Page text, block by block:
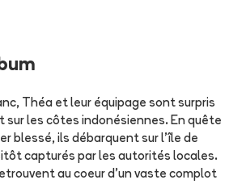
Théa et leur équipage sont surpris
sur les côtes indonésiennes. En quête
blessé, ils débarquent sur l'île de
capturés par les autorités locales.
au coeur d'un vaste complot